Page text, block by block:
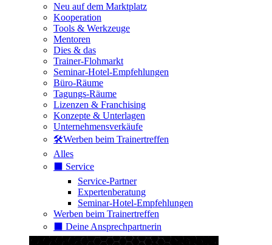
Neu auf dem Marktplatz
Kooperation
Tools & Werkzeuge
Mentoren
Dies & das
Trainer-Flohmarkt
Seminar-Hotel-Empfehlungen
Büro-Räume
Tagungs-Räume
Lizenzen & Franchising
Konzepte & Unterlagen
Unternehmensverkäufe
🛠️Werben beim Trainertreffen
Alles
⬛️ Service
Service-Partner
Expertenberatung
Seminar-Hotel-Empfehlungen
Werben beim Trainertreffen
⬛️ Deine Ansprechpartnerin